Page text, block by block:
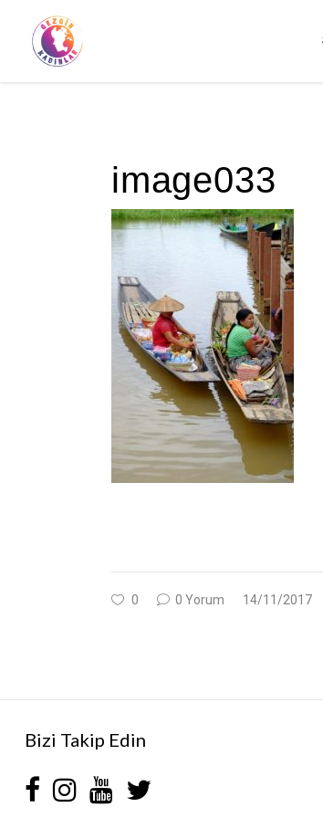
image033
0 0 Yorum 14/11/2017
Bizi Takip Edin